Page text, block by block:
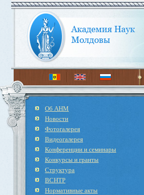
Об АНМ
Новости
Фотогалерея
Видеогалерея
Конференции и семинары
Конкурсы и гранты
Структура
ВСНТР
Нормативные акты